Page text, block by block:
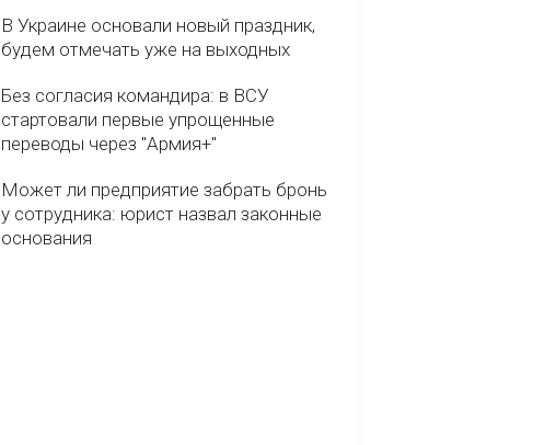
В Украине основали новый праздник,
будем отмечать уже на выходных
Без согласия командира: в ВСУ
стартовали первые упрощенные
переводы через "Армия+"
Может ли предприятие забрать бронь
у сотрудника: юрист назвал законные
основания